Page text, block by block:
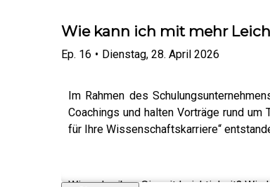
Wie kann ich mit mehr
Ep. 16 • Dienstag, 28. April 2026
Im Rahmen des
Coachings und halten Vorträge rund
für Ihre Wissenschaftskarriere“